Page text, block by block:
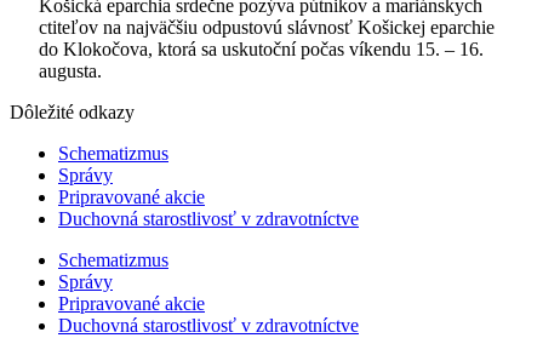
Košická eparchia srdečne pozýva pútnikov a mariánskych
ctiteľov na najväčšiu odpustovú slávnosť Košickej eparchie
do Klokočova, ktorá sa uskutoční počas víkendu 15. – 16.
augusta.
Dôležité odkazy
Schematizmus
Správy
Pripravované akcie
Duchovná starostlivosť v zdravotníctve
Schematizmus
Správy
Pripravované akcie
Duchovná starostlivosť v zdravotníctve